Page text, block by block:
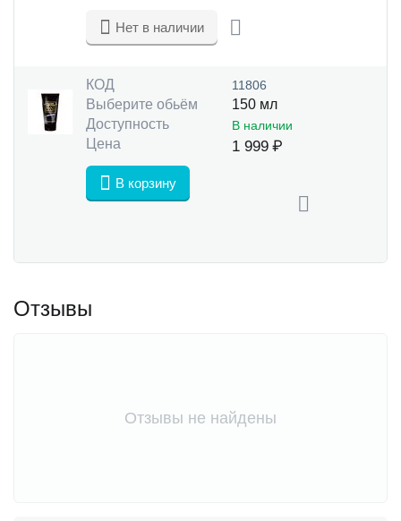
Нет в наличии
КОД 11806
Выберите обьём
150 мл
Доступность
В наличии
Цена 1 999 ₽
В корзину
Отзывы
Отзывы не найдены